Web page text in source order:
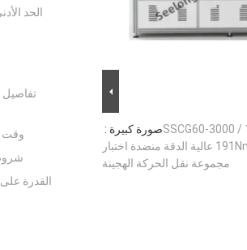
صورة كبيرة :SSCG60-3000 /
191Nm 10000RPM عالية الدقة منضدة اختبار
مجموعة نقل الحركة الهجينة
الحد
تفاصيل
وقت
القدرة